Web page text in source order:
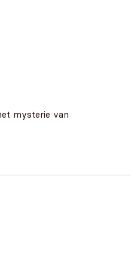
mysterie van